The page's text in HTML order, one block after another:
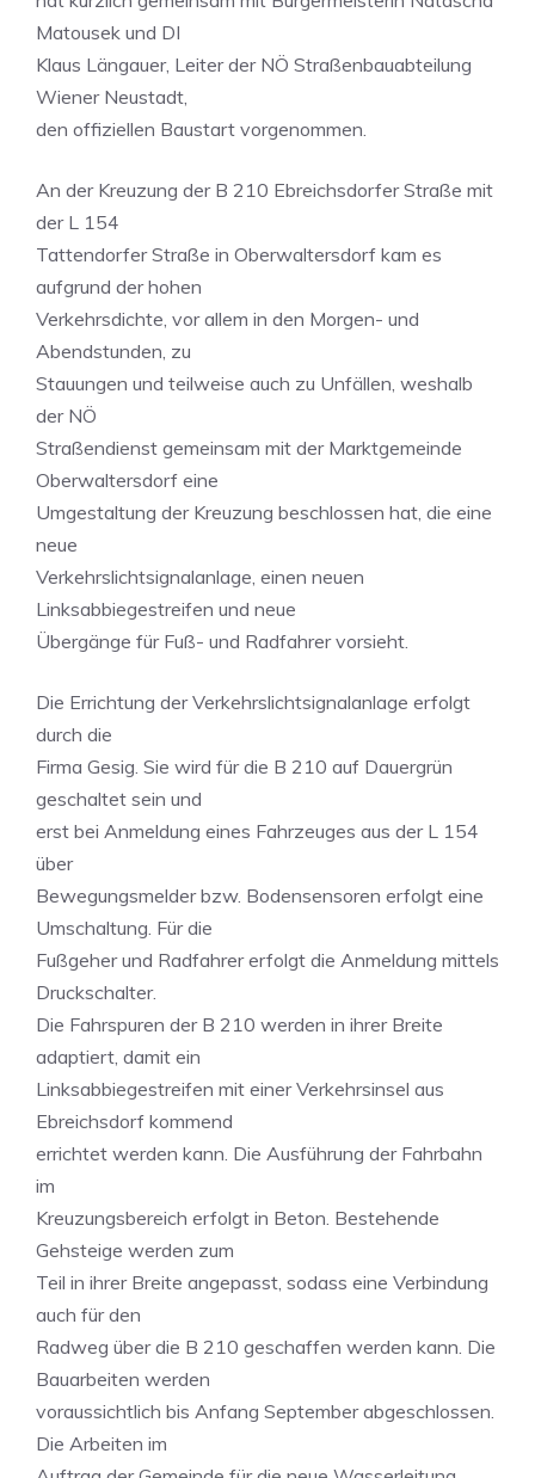
Matousek und DI
Klaus Längauer, Leiter der NÖ Straßenbauabteilung
Wiener Neustadt,
den offiziellen Baustart vorgenommen.
An der Kreuzung der B 210 Ebreichsdorfer Straße mit
der L 154
Tattendorfer Straße in Oberwaltersdorf kam es
aufgrund der hohen
Verkehrsdichte, vor allem in den Morgen- und
Abendstunden, zu
Stauungen und teilweise auch zu Unfällen, weshalb
der NÖ
Straßendienst gemeinsam mit der Marktgemeinde
Oberwaltersdorf eine
Umgestaltung der Kreuzung beschlossen hat, die eine
neue
Verkehrslichtsignalanlage, einen neuen
Linksabbiegestreifen und neue
Übergänge für Fuß- und Radfahrer vorsieht.
Die Errichtung der Verkehrslichtsignalanlage erfolgt
durch die
Firma Gesig. Sie wird für die B 210 auf Dauergrün
geschaltet sein und
erst bei Anmeldung eines Fahrzeuges aus der L 154
über
Bewegungsmelder bzw. Bodensensoren erfolgt eine
Umschaltung. Für die
Fußgeher und Radfahrer erfolgt die Anmeldung mittels
Druckschalter.
Die Fahrspuren der B 210 werden in ihrer Breite
adaptiert, damit ein
Linksabbiegestreifen mit einer Verkehrsinsel aus
Ebreichsdorf kommend
errichtet werden kann. Die Ausführung der Fahrbahn
im
Kreuzungsbereich erfolgt in Beton. Bestehende
Gehsteige werden zum
Teil in ihrer Breite angepasst, sodass eine Verbindung
auch für den
Radweg über die B 210 geschaffen werden kann. Die
Bauarbeiten werden
voraussichtlich bis Anfang September abgeschlossen.
Die Arbeiten im